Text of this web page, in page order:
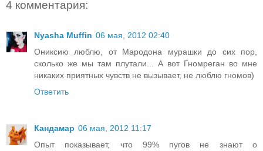
4 комментария:
Nyasha Muffin 06 мая, 2012 02:40
Ониксию люблю, от Мародона мурашки до сих пор,
сколько же мы там плутали... А вот Гномреган во мне
никаких приятных чувств не вызывает, не люблю гномов)
Ответить
Кандамар 06 мая, 2012 11:17
Опыт показывает, что 99% пугов не знают о